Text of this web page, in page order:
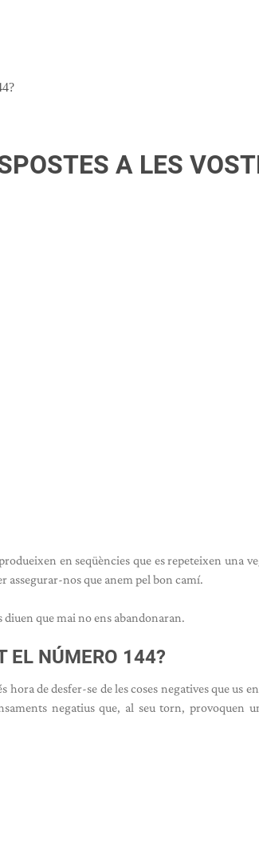
A LES
en seqüències que es repeteixen una
assegurar-nos que anem pel bon camí.
diuen que mai no ens abandonaran.
EL NÚMERO 144?
hora de desfer-se de les coses negatives que us
negatius que, al seu torn, provoquen